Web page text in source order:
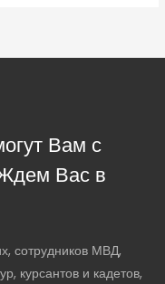
Вам с
Вас в
сотрудников МВД,
курсантов и кадетов,